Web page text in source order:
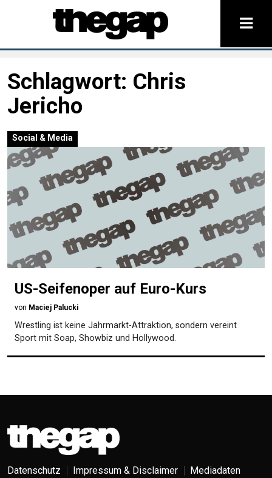
Schlagwort: Chris
Jericho
Social & Media
US-Seifenoper auf Euro-Kurs
von Maciej Palucki
Wrestling ist keine Jahrmarkt-Attraktion, sondern vereint
Sport mit Soap, Showbiz und Hollywood.
Datenschutz Impressum & Disclaimer
Mediadaten